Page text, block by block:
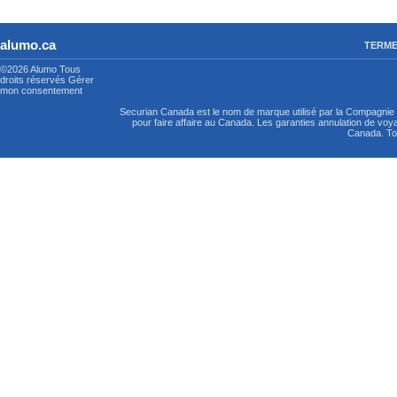
contacteront sous peu.
alumo.ca
©2026 Alumo Tous
droits réservés Gérer
mon consentement
Securian Canada est le nom de marque utilisé par la
pour faire affaire au Canada. Les garanties annulation de
Canada.